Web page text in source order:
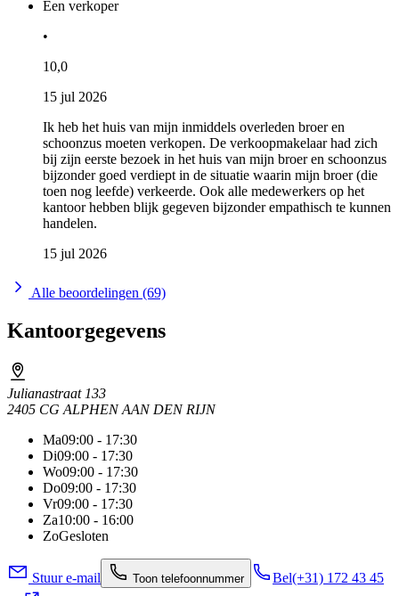
Een verkoper
•
10,0
15 jul 2026
Ik heb het huis van mijn inmiddels overleden broer en
schoonzus moeten verkopen. De verkoopmakelaar had zich
bij zijn eerste bezoek in het huis van mijn broer en schoonzus
bijzonder goed verdiept in de situatie waarin mijn broer (die
toen nog leefde) verkeerde. Ook alle medewerkers op het
kantoor hebben blijk gegeven bijzonder empathisch te kunnen
handelen.
15 jul 2026
Alle beoordelingen (69)
Kantoorgegevens
Julianastraat 133
2405 CG ALPHEN AAN DEN RIJN
Ma09:00 - 17:30
Di09:00 - 17:30
Wo09:00 - 17:30
Do09:00 - 17:30
Vr09:00 - 17:30
Za10:00 - 16:00
ZoGesloten
Stuur e-mail Toon telefoonnummer Bel(+31) 172 43 45